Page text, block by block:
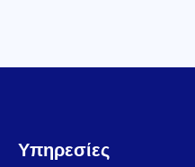
Υπηρεσίες